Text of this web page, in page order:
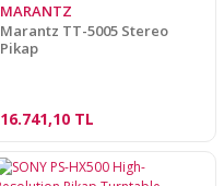
MARANTZ
Marantz TT-5005 Stereo
Pikap
16.741,10 TL